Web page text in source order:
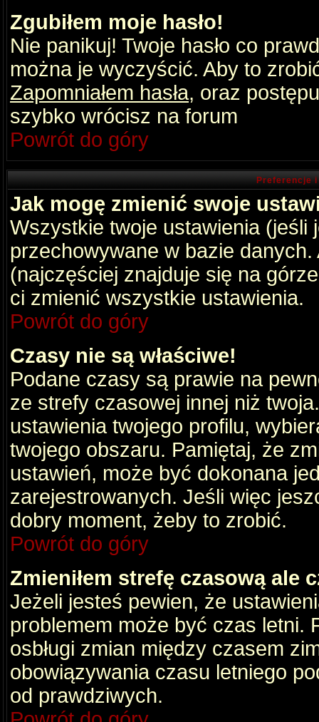
Zgubiłem moje hasło!
Nie panikuj! Twoje hasło co
można je wyczyścić. Aby to
Zapomniałem hasła, oraz
szybko wrócisz na forum
Powrót do góry
Preferencje
Jak mogę zmienić swoje
Wszystkie twoje ustawienia (jeśli
przechowywane w bazie
(najczęściej znajduje się na
ci zmienić wszystkie ustawienia.
Powrót do góry
Czasy nie są właściwe!
Podane czasy są prawie na
ze strefy czasowej innej niż
ustawienia twojego profilu,
twojego obszaru. Pamiętaj, że
ustawień, może być dokonana
zarejestrowanych. Jeśli więc
dobry moment, żeby to zrobić.
Powrót do góry
Zmieniłem strefę czasową ale
Jeżeli jesteś pewien, że
problemem może być czas letni.
osbługi zmian między czasem
obowiązywania czasu letniego
od prawdziwych.